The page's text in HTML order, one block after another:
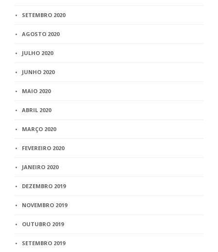
SETEMBRO 2020
AGOSTO 2020
JULHO 2020
JUNHO 2020
MAIO 2020
ABRIL 2020
MARÇO 2020
FEVEREIRO 2020
JANEIRO 2020
DEZEMBRO 2019
NOVEMBRO 2019
OUTUBRO 2019
SETEMBRO 2019